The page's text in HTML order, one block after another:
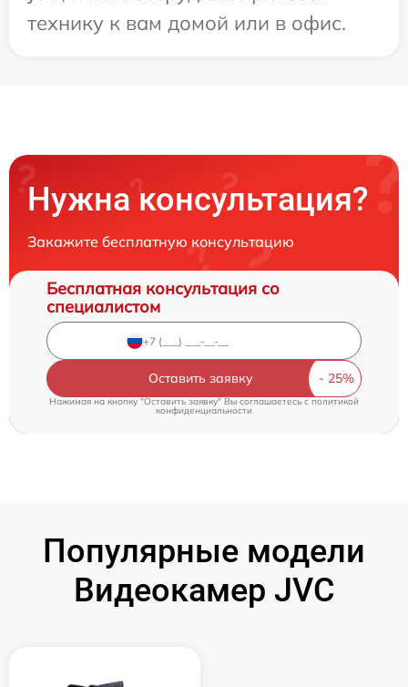
технику к вам домой или в офис.
Нужна консультация?
Закажите бесплатную консультацию
Бесплатная консультация со
специалистом
Оставить заявку
Нажимая на кнопку "Оставить заявку" Вы соглашаетесь cполитикой
конфиденциальности
Популярные модели
Видеокамер JVC